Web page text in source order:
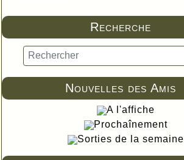
Recherche
Nouvelles des Amis
A l'affiche
Prochaînement
Sorties de la semaine